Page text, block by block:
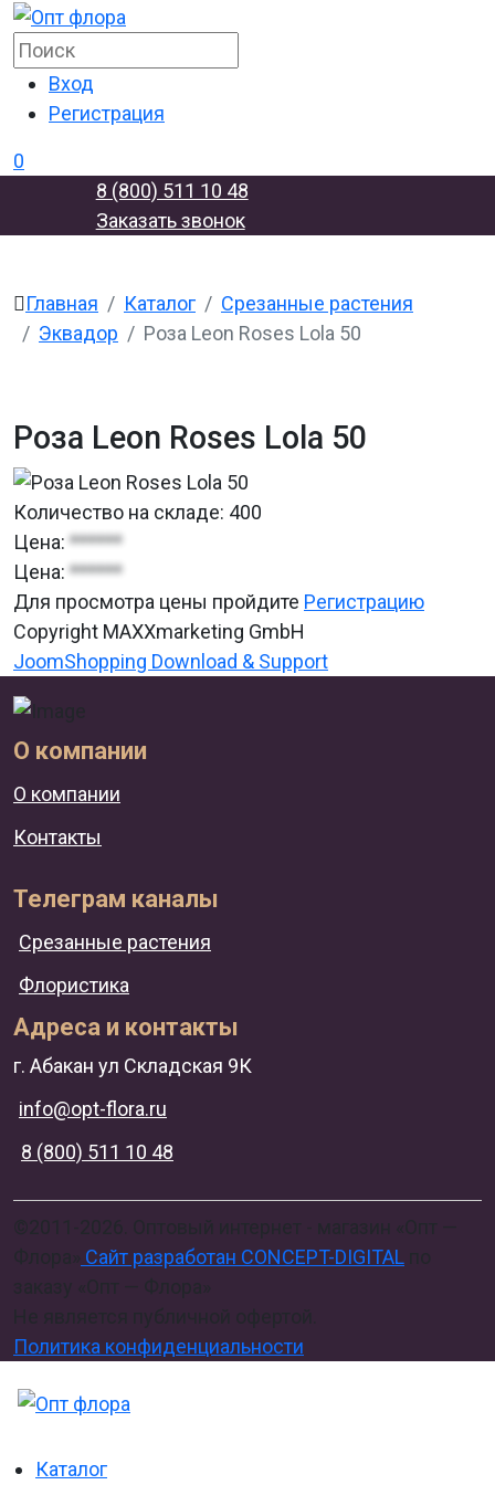
Вход
Регистрация
0
8 (800) 511 10 48
Заказать звонок
Главная Каталог
Срезанные растения
Эквадор
Роза Leon Roses Lola 50
Роза Leon Roses Lola 50
Количество на складе: 400
Цена:******
Цена:******
Для просмотра цены пройдите Регистрацию
Copyright MAXXmarketing GmbH
JoomShopping Download & Support
О компании
О компании
Контакты
Телеграм каналы
Срезанные растения
Флористика
Адреса и контакты
г. Абакан ул Складская 9К
info@opt-flora.ru
8 (800) 511 10 48
Сайт разработан CONCEPT-DIGITAL
Политика конфиденциальности
Каталог